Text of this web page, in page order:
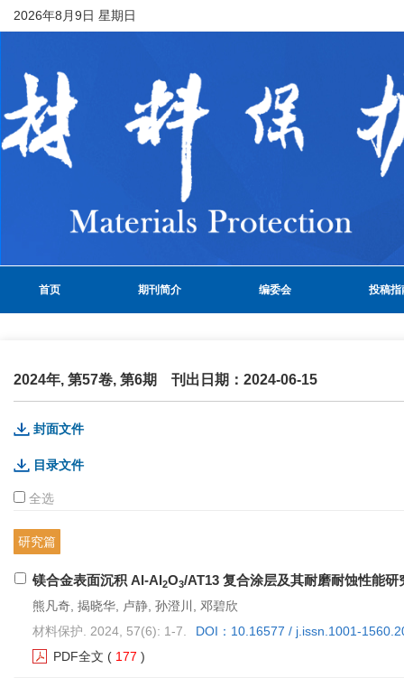
2026年8月9日 星期日
首页 期刊简介 编委会 投稿指
2024年, 第57卷, 第6期 刊出日期：2024-06-15
封面文件
目录文件
全选
研究篇
镁合金表面沉积 Al-Al2O3/AT13 复合涂层及其耐磨耐蚀性能研
熊凡奇, 揭晓华, 卢静, 孙澄川, 邓碧欣
材料保护. 2024, 57(6): 1-7.
DOI：10.16577 / j.issn.1001-
PDF全文 ( 177 )